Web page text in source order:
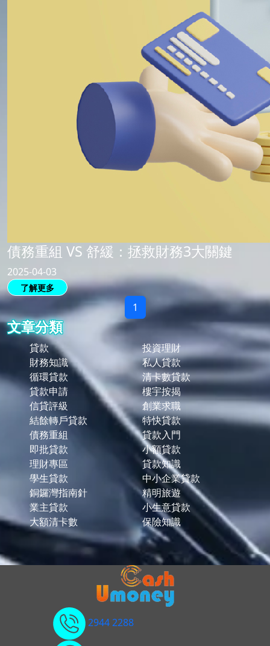
債務重組 VS 舒緩：拯救財務3大關鍵
2025-04-03
了解更多
1
文章分類
貸款
投資理財
財務知識
私人貸款
循環貸款
清卡數貸款
貸款申請
樓宇按揭
信貸評級
創業求職
結餘轉戶貸款
特快貸款
債務重組
貸款入門
即批貸款
小額貸款
理財專區
貸款知識
學生貸款
中小企業貸款
銅鑼灣指南針
精明旅遊
業主貸款
小生意貸款
大額清卡數
保險知識
2944 2288